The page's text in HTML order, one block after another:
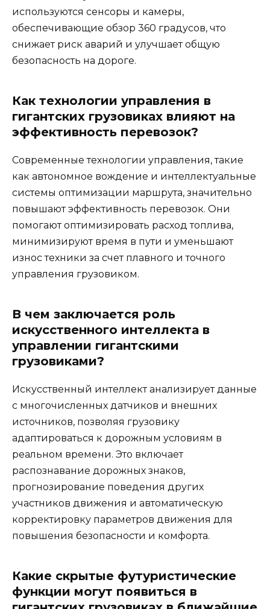
используются сенсоры и камеры,
обеспечивающие обзор 360 градусов, что
снижает риск аварий и улучшает общую
безопасность на дороге.
Как технологии управления в
гигантских грузовиках влияют на
эффективность перевозок?
Современные технологии управления, такие
как автономное вождение и интеллектуальные
системы оптимизации маршрута, значительно
повышают эффективность перевозок. Они
помогают оптимизировать расход топлива,
минимизируют время в пути и уменьшают
износ техники за счет плавного и точного
управления грузовиком.
В чем заключается роль
искусственного интеллекта в
управлении гигантскими
грузовиками?
Искусственный интеллект анализирует данные
с многочисленных датчиков и внешних
источников, позволяя грузовику
адаптироваться к дорожным условиям в
реальном времени. Это включает
распознавание дорожных знаков,
прогнозирование поведения других
участников движения и автоматическую
корректировку параметров движения для
повышения безопасности и комфорта.
Какие скрытые футуристические
функции могут появиться в